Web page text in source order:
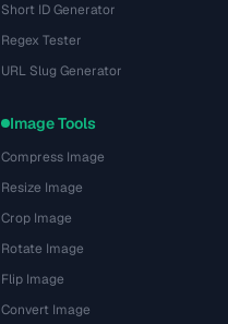
Short ID Generator
Regex Tester
URL Slug Generator
Image Tools
Compress Image
Resize Image
Crop Image
Rotate Image
Flip Image
Convert Image